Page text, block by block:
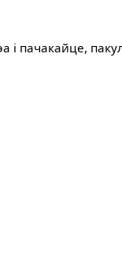
пачакайце,